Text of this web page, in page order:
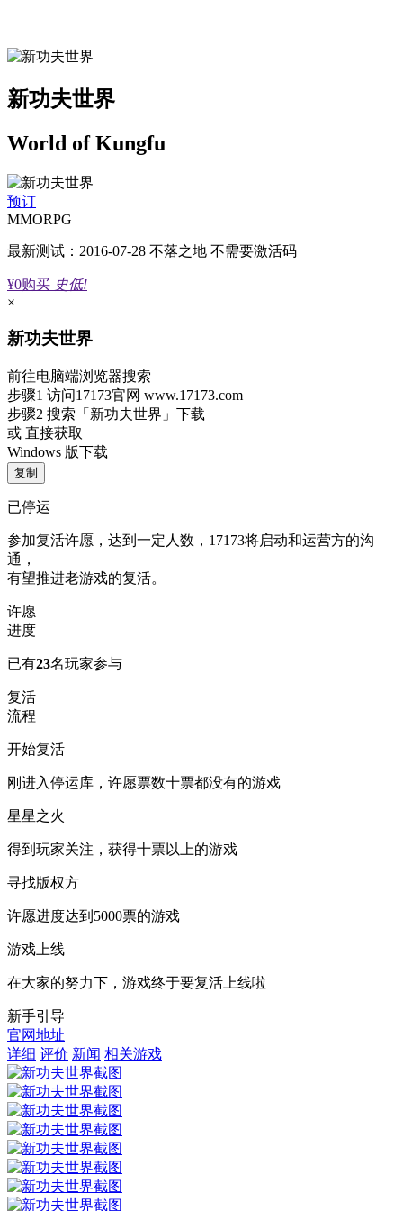
新功夫世界
World of Kungfu
预订
MMORPG
最新测试：2016-07-28 不落之地 不需要激活码
¥0购买 史低!
×
新功夫世界
前往电脑端浏览器搜索
步骤1 访问17173官网 www.17173.com
步骤2 搜索 「新功夫世界」 下载
或 直接获取
Windows 版下载
复制
已停运
参加复活许愿，达到一定人数，17173将启动和运营方的沟
通，
有望推进老游戏的复活。
许愿
进度
已有23名玩家参与
复活
流程
开始复活
刚进入停运库，许愿票数十票都没有的游戏
星星之火
得到玩家关注，获得十票以上的游戏
寻找版权方
许愿进度达到5000票的游戏
游戏上线
在大家的努力下，游戏终于要复活上线啦
新手引导
官网地址
详细 评价 新闻 相关游戏